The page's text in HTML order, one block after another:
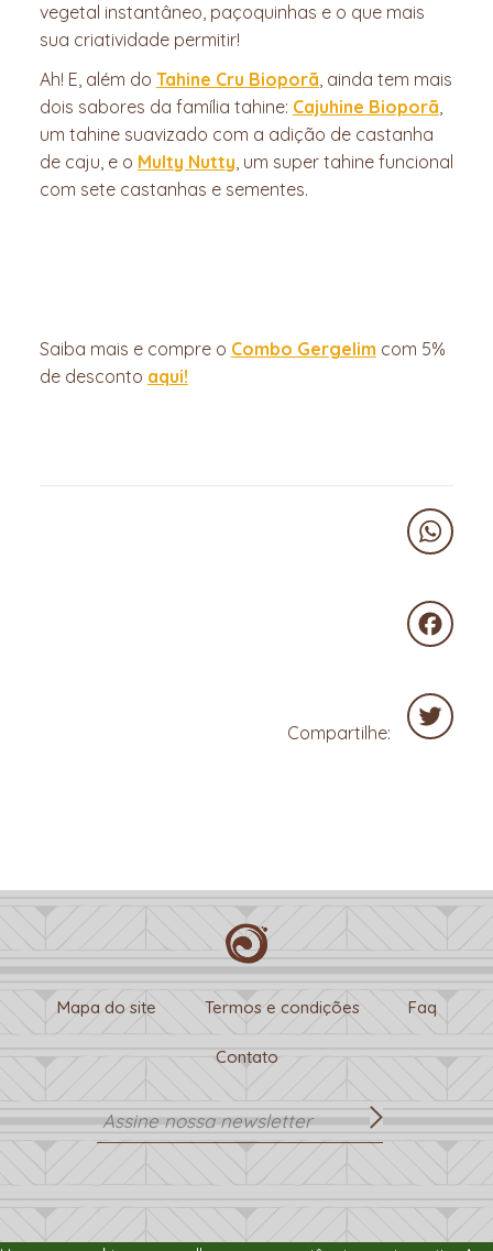
vegetal instantâneo, paçoquinhas e o que mais
sua criatividade permitir!
Ah! E, além do Tahine Cru Bioporã, ainda tem mais
dois sabores da família tahine: Cajuhine Bioporã,
um tahine suavizado com a adição de castanha
de caju, e o Multy Nutty, um super tahine funcional
com sete castanhas e sementes.
Saiba mais e compre o Combo Gergelim com 5%
de desconto aqui!
Compartilhe:
Mapa do site Termos e condições Faq
Contato